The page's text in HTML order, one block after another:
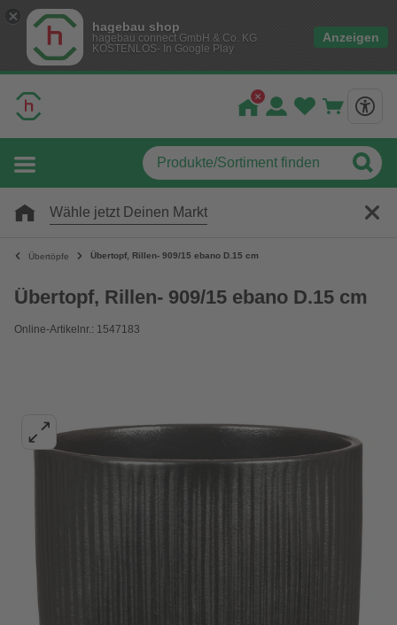
hagebau shop
hagebau connect GmbH & Co. KG
KOSTENLOS- In Google Play
Anzeigen
Wähle jetzt Deinen Markt
Übertöpfe Übertopf, Rillen- 909/15 ebano D.15 cm
Übertopf, Rillen- 909/15 ebano D.15 cm
Online-Artikelnr.: 1547183